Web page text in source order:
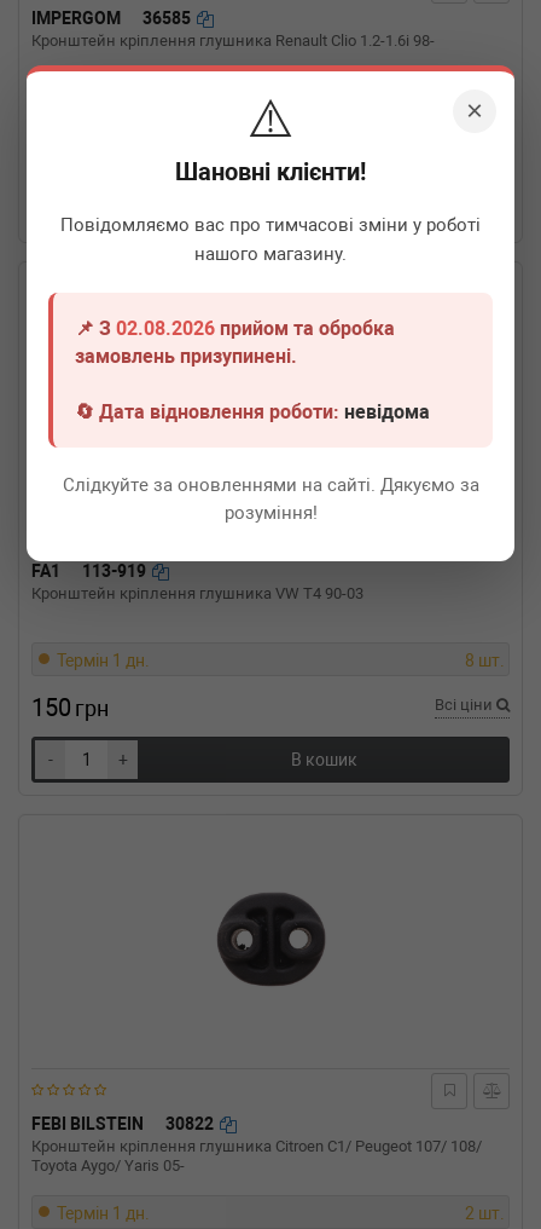
×
⚠️
Шановні клієнти!
Повідомляємо вас про тимчасові зміни у роботі
нашого магазину.
📌 З02.08.2026 прийом та обробка
замовлень призупинені.
🔄 Дата відновлення роботи:невідома
Слідкуйте за оновленнями на сайті. Дякуємо за
розуміння!
IMPERGOM 36585
Кронштейн кріплення глушника Renault Clio 1.2-1.6i 98-
1 шт.
FA1 113-919
Кронштейн кріплення глушника VW T4 90-03
Термін 1 дн. 8 шт.
150 грн Всі ціни
- + В кошик
FEBI BILSTEIN 30822
Кронштейн кріплення глушника Citroen C1/ Peugeot 107/ 108/
Toyota Aygo/ Yaris 05-
Термін 1 дн. 2 шт.